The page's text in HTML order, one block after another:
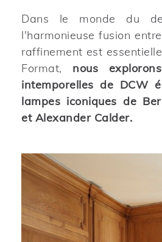
Dans le monde du
l'harmonieuse fusion
raffinement est
Format, nous
intemporelles de DCW
lampes iconiques de
et Alexander Calder.